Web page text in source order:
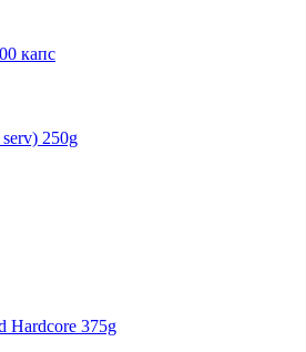
капс
250g
Hardcore 375g